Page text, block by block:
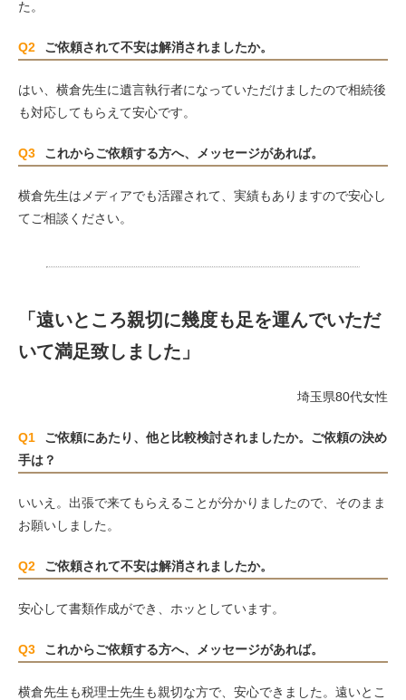
た。
Q2 ご依頼されて不安は解消されましたか。
はい、横倉先生に遺言執行者になっていただけましたので相続後
も対応してもらえて安心です。
Q3 これからご依頼する方へ、メッセージがあれば。
横倉先生はメディアでも活躍されて、実績もありますので安心し
てご相談ください。
「遠いところ親切に幾度も足を運んでいただ
いて満足致しました」
埼玉県80代女性
Q1
ご依頼にあたり、他と比較検討されましたか。ご依頼の決め
手は？
いいえ。出張で来てもらえることが分かりましたので、そのまま
お願いしました。
Q2 ご依頼されて不安は解消されましたか。
安心して書類作成ができ、ホッとしています。
Q3 これからご依頼する方へ、メッセージがあれば。
横倉先生も税理士先生も親切な方で、安心できました。遠いとこ